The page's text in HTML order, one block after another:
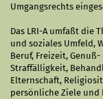
Umgangsrechts
Das LRI-A umfaßt die
und soziales Umfeld,
Beruf, Freizeit,
Straffälligkeit,
Elternschaft,
persönliche Ziele und